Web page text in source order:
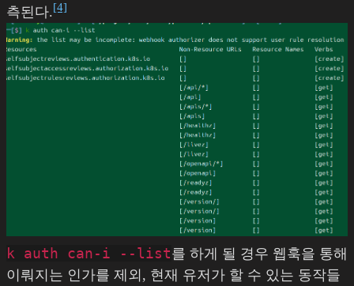
측된다.[4]
k auth can-i --list를 하게 될 경우 웹훅을 통해
이뤄지는 인가를 제외, 현재 유저가 할 수 있는 동작들